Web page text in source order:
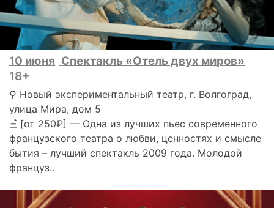
10 июня Спектакль «Отель двух миров»
18+
⚲ Новый экспериментальный театр, г. Волгоград,
улица Мира, дом 5
🗎 [от 250₽] — Одна из лучших пьес современного
французского театра о любви, ценностях и смысле
бытия – лучший спектакль 2009 года. Молодой
француз..